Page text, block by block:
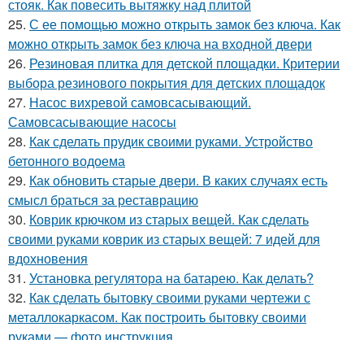
стояк. Как повесить вытяжку над плитой
25. С ее помощью можно открыть замок без ключа. Как
можно открыть замок без ключа на входной двери
26. Резиновая плитка для детской площадки. Критерии
выбора резинового покрытия для детских площадок
27. Насос вихревой самовсасывающий.
Самовсасывающие насосы
28. Как сделать прудик своими руками. Устройство
бетонного водоема
29. Как обновить старые двери. В каких случаях есть
смысл браться за реставрацию
30. Коврик крючком из старых вещей. Как сделать
своими руками коврик из старых вещей: 7 идей для
вдохновения
31. Установка регулятора на батарею. Как делать?
32. Как сделать бытовку своими руками чертежи с
металлокаркасом. Как построить бытовку своими
руками — фото инструкция